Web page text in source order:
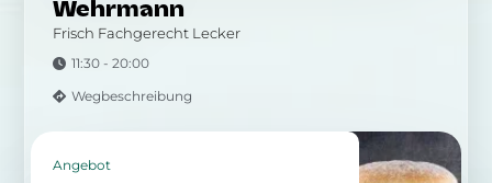
Wehrmann
Frisch Fachgerecht Lecker
11:30 - 20:00
Wegbeschreibung
Angebot